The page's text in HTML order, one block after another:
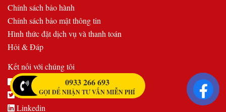
Chính sách bảo hành
Chính sách bảo mật thông tin
Hình thức đặt dịch vụ và thanh toán
Hỏi & Đáp
Kết nối với chúng tôi
Facebook
Twitter
Linkedin
0933 266 693
GỌI ĐỂ NHẬN TƯ VẤN MIỄN PHÍ